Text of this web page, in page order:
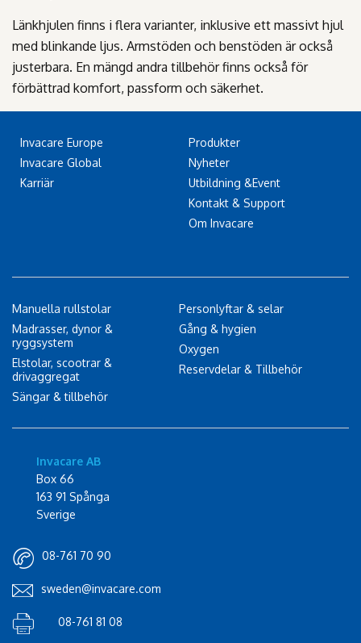
Länkhjulen finns i flera varianter, inklusive ett massivt hjul
med blinkande ljus. Armstöden och benstöden är också
justerbara. En mängd andra tillbehör finns också för
förbättrad komfort, passform och säkerhet.
Invacare Europe
Invacare Global
Karriär
Produkter
Nyheter
Utbildning &Event
Kontakt & Support
Om Invacare
Manuella rullstolar
Madrasser, dynor &
ryggsystem
Elstolar, scootrar &
drivaggregat
Sängar & tillbehör
Personlyftar & selar
Gång & hygien
Oxygen
Reservdelar & Tillbehör
Invacare AB
Box 66
163 91 Spånga
Sverige
08-761 70 90
sweden@invacare.com
08-761 81 08